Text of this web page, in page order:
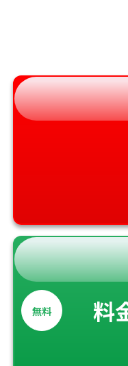
無料 料